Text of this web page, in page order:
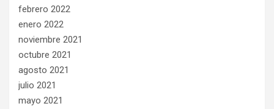
febrero 2022
enero 2022
noviembre 2021
octubre 2021
agosto 2021
julio 2021
mayo 2021